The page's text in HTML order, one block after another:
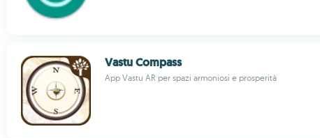
Vastu Compass
App Vastu AR per spazi armoniosi e prosperità